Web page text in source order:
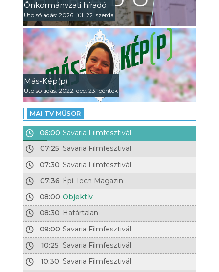
Önkormányzati híradó
Utolsó adás: 2026. júl. 22. szerda
Más-Kép(p)
Utolsó adás: 2022. dec. 23. péntek
MAI TV MŰSOR
06:00 Savaria Filmfesztivál
07:25 Savaria Filmfesztivál
07:30 Savaria Filmfesztivál
07:36 Épí-Tech Magazin
08:00 Objektív
08:30 Határtalan
09:00 Savaria Filmfesztivál
10:25 Savaria Filmfesztivál
10:30 Savaria Filmfesztivál